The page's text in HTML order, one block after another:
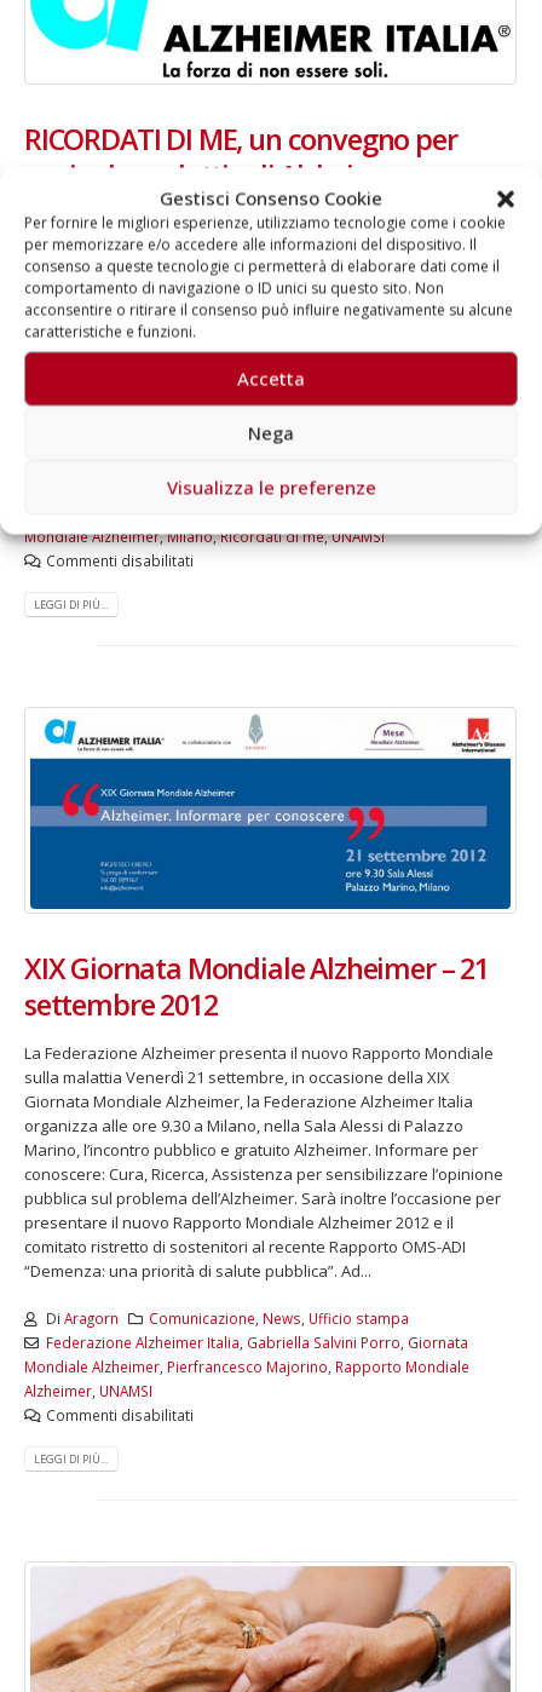
Gestisci Consenso Cookie
Per fornire le migliori esperienze, utilizziamo tecnologie come i cookie
per memorizzare e/o accedere alle informazioni del dispositivo. Il
consenso a queste tecnologie ci permetterà di elaborare dati come il
comportamento di navigazione o ID unici su questo sito. Non
acconsentire o ritirare il consenso può influire negativamente su alcune
caratteristiche e funzioni.
Accetta
Nega
Visualizza le preferenze
RICORDATI DI ME, un convegno per
capire la malattia di Alzheimer
A Milano un incontro aperto a tutti organizzato dalla Federazione
Alzheimer Italia In occasione della XXII Giornata Mondiale
Alzheimer, la Federazione Alzheimer Italia, in collaborazione con
UNAMSI (Unione Nazionale Medico Scientifica di Informazione) e
Fondazione Golgi Cenci, organizza mercoledì 16 settembre, dalle
ore 9 alle ore 13, a Milano presso la Sala Alessi di Palazzo Marino
(piazza della Scala 2), il convegno scientifico in chiave divulgativa
RICORDATI DI ME - Gli ultimi dati della ricerca scientifica alla luce
Convegni,Dementia friendly Community
Mondiale Alzheimer,Milano,Ricordati di me,UNAMSI
Commenti disabilitati
LEGGI DI PIÙ...
XIX Giornata Mondiale Alzheimer – 21
settembre 2012
La Federazione Alzheimer presenta il nuovo Rapporto Mondiale
sulla malattia Venerdì 21 settembre, in occasione della XIX
Giornata Mondiale Alzheimer, la Federazione Alzheimer Italia
organizza alle ore 9.30 a Milano, nella Sala Alessi di Palazzo
Marino, l’incontro pubblico e gratuito Alzheimer. Informare per
conoscere: Cura, Ricerca, Assistenza per sensibilizzare l’opinione
pubblica sul problema dell’Alzheimer. Sarà inoltre l’occasione per
presentare il nuovo Rapporto Mondiale Alzheimer 2012 e il
comitato ristretto di sostenitori al recente Rapporto OMS-ADI
“Demenza: una priorità di salute pubblica”. Ad...
Di Aragorn Comunicazione News Ufficio stampa
Federazione Alzheimer Italia Gabriella Salvini Porro Giornata
Mondiale Alzheimer Pierfrancesco Majorino Rapporto Mondiale
Alzheimer UNAMSI
Commenti disabilitati
LEGGI DI PIÙ...